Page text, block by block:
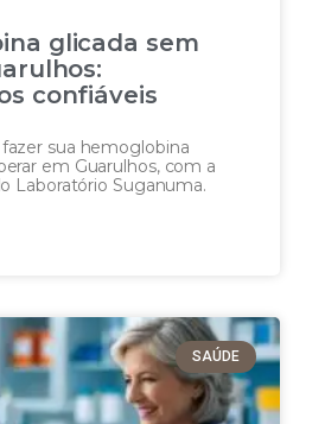
glicada sem
confiáveis
sua hemoglobina
em Guarulhos, com a
Laboratório Suganuma.
SAÚDE